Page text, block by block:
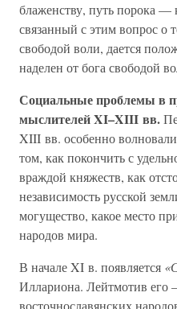
блаженству, путь порока
связанный с этим вопрос о
свободой воли, дается
наделен от бога свободой
Социальные проблемы в
мыслителей XI–XIII вв.
XIII вв. особенно
том, как покончить с
враждой княжеств, как
независимость русской
могущество, какое место
народов мира.
В начале XI в. появляется
Иллариона. Лейтмотив
восточнославянских